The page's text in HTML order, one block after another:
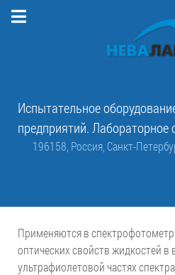
Испытательное
предприятий. Лабораторное
196158, Россия, Санкт-
Применяются в
оптических свойств жидкостей в
ультрафиолетовой частях